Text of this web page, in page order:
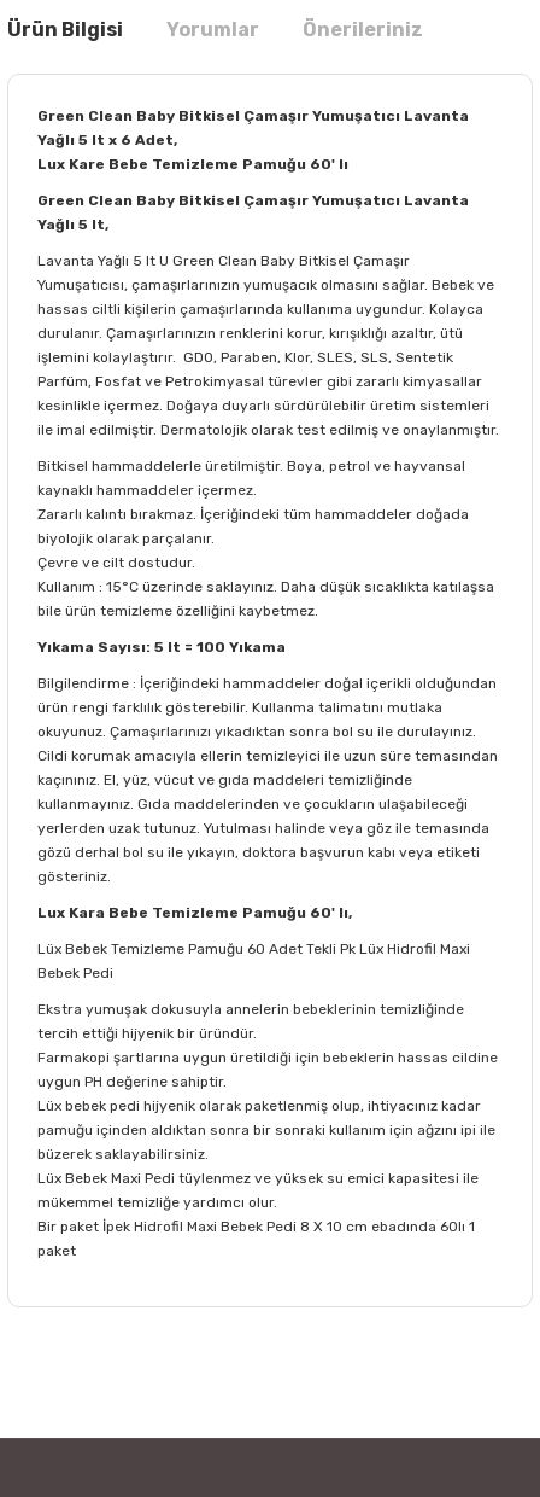
Ürün Bilgisi Yorumlar Önerileriniz
Green Clean Baby Bitkisel Çamaşır Yumuşatıcı Lavanta
Yağlı 5 lt x 6 Adet,
Lux Kare Bebe Temizleme Pamuğu 60' lı
Green Clean Baby Bitkisel Çamaşır Yumuşatıcı Lavanta
Yağlı 5 lt,
Lavanta Yağlı 5 lt U Green Clean Baby Bitkisel Çamaşır
Yumuşatıcısı, çamaşırlarınızın yumuşacık olmasını sağlar. Bebek ve
hassas ciltli kişilerin çamaşırlarında kullanıma uygundur. Kolayca
durulanır. Çamaşırlarınızın renklerini korur, kırışıklığı azaltır, ütü
işlemini kolaylaştırır. GDO, Paraben, Klor, SLES, SLS, Sentetik
Parfüm, Fosfat ve Petrokimyasal türevler gibi zararlı kimyasallar
kesinlikle içermez. Doğaya duyarlı sürdürülebilir üretim sistemleri
ile imal edilmiştir. Dermatolojik olarak test edilmiş ve onaylanmıştır.
Bitkisel hammaddelerle üretilmiştir. Boya, petrol ve hayvansal
kaynaklı hammaddeler içermez.
Zararlı kalıntı bırakmaz. İçeriğindeki tüm hammaddeler doğada
biyolojik olarak parçalanır.
Çevre ve cilt dostudur.
Kullanım : 15°C üzerinde saklayınız. Daha düşük sıcaklıkta katılaşsa
bile ürün temizleme özelliğini kaybetmez.
Yıkama Sayısı: 5 lt = 100 Yıkama
Bilgilendirme : İçeriğindeki hammaddeler doğal içerikli olduğundan
ürün rengi farklılık gösterebilir. Kullanma talimatını mutlaka
okuyunuz. Çamaşırlarınızı yıkadıktan sonra bol su ile durulayınız.
Cildi korumak amacıyla ellerin temizleyici ile uzun süre temasından
kaçınınız. El, yüz, vücut ve gıda maddeleri temizliğinde
kullanmayınız. Gıda maddelerinden ve çocukların ulaşabileceği
yerlerden uzak tutunuz. Yutulması halinde veya göz ile temasında
gözü derhal bol su ile yıkayın, doktora başvurun kabı veya etiketi
gösteriniz.
Lux Kara Bebe Temizleme Pamuğu 60' lı,
Lüx Bebek Temizleme Pamuğu 60 Adet Tekli Pk Lüx Hidrofil Maxi
Bebek Pedi
Ekstra yumuşak dokusuyla annelerin bebeklerinin temizliğinde
tercih ettiği hijyenik bir üründür.
Farmakopi şartlarına uygun üretildiği için bebeklerin hassas cildine
uygun PH değerine sahiptir.
Lüx bebek pedi hijyenik olarak paketlenmiş olup, ihtiyacınız kadar
pamuğu içinden aldıktan sonra bir sonraki kullanım için ağzını ipi ile
büzerek saklayabilirsiniz.
Lüx Bebek Maxi Pedi tüylenmez ve yüksek su emici kapasitesi ile
mükemmel temizliğe yardımcı olur.
Bir paket İpek Hidrofil Maxi Bebek Pedi 8 X 10 cm ebadında 60lı 1
paket